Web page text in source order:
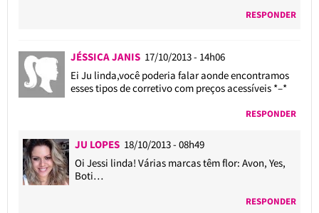
RESPONDER
JÉSSICA JANIS 17/10/2013 - 14h06
Ei Ju linda,você poderia falar aonde encontramos
esses tipos de corretivo com preços acessíveis *–*
RESPONDER
JU LOPES 18/10/2013 - 08h49
Oi Jessi linda! Várias marcas têm flor: Avon, Yes,
Boti…
RESPONDER